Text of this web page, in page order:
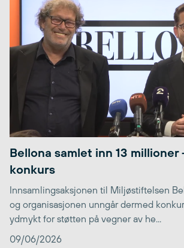
Bellona samlet inn 13 millioner
konkurs
Innsamlingsaksjonen til Miljøstiftelsen
og organisasjonen unngår dermed
ydmykt for støtten på vegner av he...
09/06/2026